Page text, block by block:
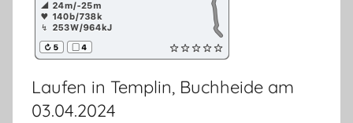
Laufen in Templin, Buchheide am
03.04.2024